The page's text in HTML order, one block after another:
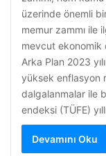
üzerinde önemli
memur zammı ile
mevcut ekonomik
Arka Plan 2023
yüksek enflasyon
dalgalanmalar ile
endeksi (TÜFE)
Devamını Oku